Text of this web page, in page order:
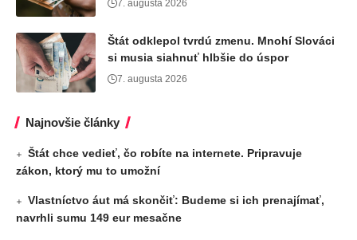
7. augusta 2026
Štát odklepol tvrdú zmenu. Mnohí Slováci
si musia siahnuť hlbšie do úspor
7. augusta 2026
Najnovšie články
Štát chce vedieť, čo robíte na internete. Pripravuje
zákon, ktorý mu to umožní
Vlastníctvo áut má skončiť: Budeme si ich prenajímať,
navrhli sumu 149 eur mesačne